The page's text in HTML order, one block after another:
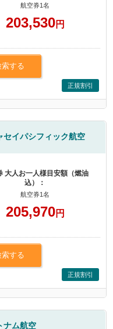
航空券1名
203,530円
する
正規割引
セイパシフィック航空
大人お一人様目安額（燃油
込）：
航空券1名
205,970円
する
正規割引
ナム航空